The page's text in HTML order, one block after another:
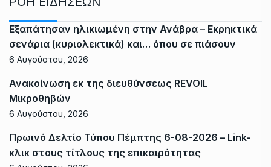
Εξαπάτησαν ηλικιωμένη στην Ανάβρα – Εκρηκτικά
σενάρια (κυριολεκτικά) και… όπου σε πιάσουν
6 Αυγούστου, 2026
Ανακοίνωση εκ της διευθύνσεως REVOIL
Μικροθηβών
6 Αυγούστου, 2026
Πρωινό Δελτίο Τύπου Πέμπτης 6-08-2026 – Link-
κλικ στους τίτλους της επικαιρότητας